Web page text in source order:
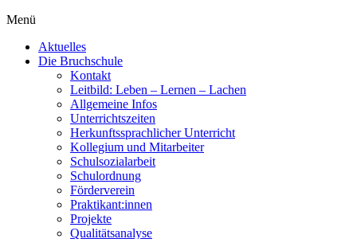
Menü
Aktuelles
Die Bruchschule
Kontakt
Leitbild: Leben – Lernen – Lachen
Allgemeine Infos
Unterrichtszeiten
Herkunftssprachlicher Unterricht
Kollegium und Mitarbeiter
Schulsozialarbeit
Schulordnung
Förderverein
Praktikant:innen
Projekte
Qualitätsanalyse